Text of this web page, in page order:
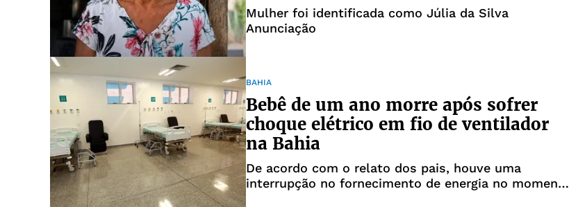
Mulher foi identificada como Júlia da Silva
Anunciação
BAHIA
Bebê de um ano morre após sofrer
choque elétrico em fio de ventilador
na Bahia
De acordo com o relato dos pais, houve uma
interrupção no fornecimento de energia no momento